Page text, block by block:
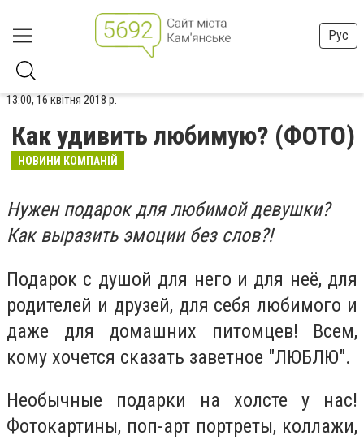
Рус
13:00, 16 квітня 2018 р.
Как удивить любимую? (ФОТО)
НОВИНИ КОМПАНІЙ
Нужен подарок для любимой девушки?
Как выразить эмоции без слов?!
Подарок с душой для него и для неё, для
родителей и друзей, для себя любимого и
даже для домашних питомцев! Всем,
кому хочется сказать заветное "ЛЮБЛЮ".
Необычные подарки на холсте у нас!
Фотокартины, поп-арт портреты, коллажи,